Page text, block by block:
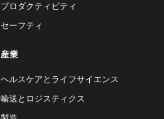
プロダクティビティ
セーフティ
産業
ヘルスケアとライフサイエンス
輸送とロジスティクス